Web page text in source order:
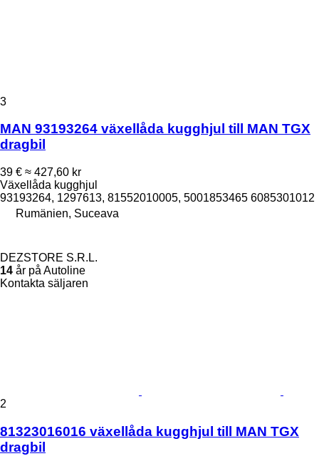
3
MAN 93193264 växellåda kugghjul till MAN TGX
dragbil
39 € ≈ 427,60 kr
Växellåda kugghjul
93193264, 1297613, 81552010005, 5001853465 6085301012
Rumänien, Suceava
DEZSTORE S.R.L.
14 år på Autoline
Kontakta säljaren
2
81323016016 växellåda kugghjul till MAN TGX
dragbil